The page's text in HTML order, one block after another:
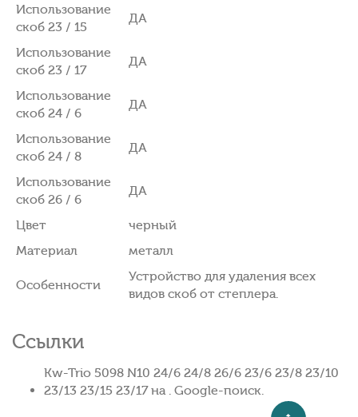
Использование
скоб 23 / 15
ДА
Использование
скоб 23 / 17
ДА
Использование
скоб 24 / 6
ДА
Использование
скоб 24 / 8
ДА
Использование
скоб 26 / 6
ДА
Цвет
черный
Материал
металл
Особенности
Устройство для удаления всех
видов скоб от степлера.
Ссылки
Kw-Trio 5098 N10 24/6 24/8 26/6 23/6 23/8 23/10
23/13 23/15 23/17 на . Google-поиск.